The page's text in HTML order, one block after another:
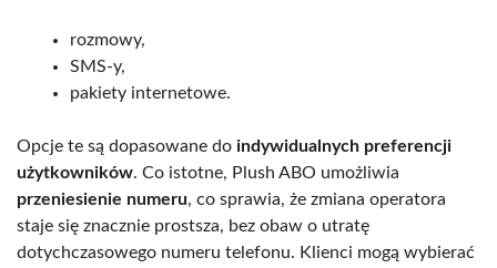
rozmowy,
SMS-y,
pakiety internetowe.
Opcje te są dopasowane do indywidualnych preferencji
użytkowników. Co istotne, Plush ABO umożliwia
przeniesienie numeru, co sprawia, że zmiana operatora
staje się znacznie prostsza, bez obaw o utratę
dotychczasowego numeru telefonu. Klienci mogą wybierać